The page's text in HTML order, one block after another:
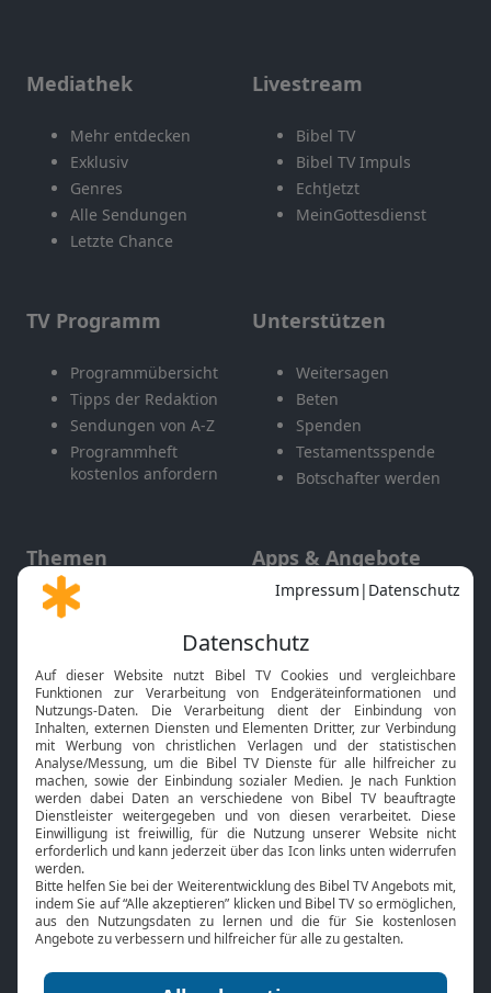
Mediathek
Mehr entdecken
Exklusiv
Genres
Alle Sendungen
Letzte Chance
Livestream
Bibel TV
Bibel TV Impuls
EchtJetzt
MeinGottesdienst
TV Programm
Programmübersicht
Tipps der Redaktion
Sendungen von A-Z
Programmheft
kostenlos anfordern
Unterstützen
Weitersagen
Beten
Spenden
Testamentsspende
Botschafter werden
Themen
Gott und Bibel erklärt
Neuigkeiten
Apps & Angebote
Mobile App
Smart TV
HbbTV
Bibelthek Online-Bibel
Nächster Gottesdienst
Bibel TV
Über uns
Jobs
Mediadaten
Service
Kontakt
TV-Empfang